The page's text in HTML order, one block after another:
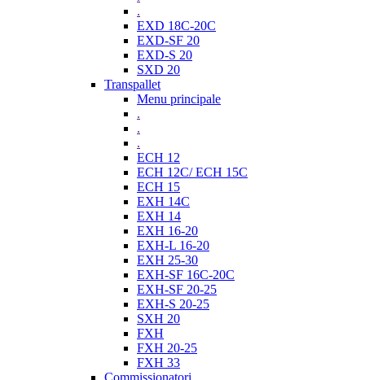
.
EXD 18C-20C
EXD-SF 20
EXD-S 20
SXD 20
Transpallet
Menu principale
.
.
.
ECH 12
ECH 12C/ ECH 15C
ECH 15
EXH 14C
EXH 14
EXH 16-20
EXH-L 16-20
EXH 25-30
EXH-SF 16C-20C
EXH-SF 20-25
EXH-S 20-25
SXH 20
FXH
FXH 20-25
FXH 33
Commissionatori